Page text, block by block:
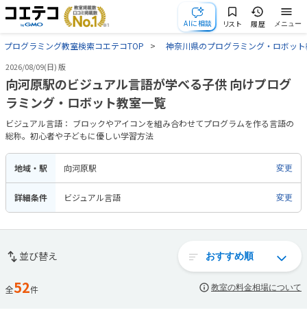
AIに相談 リスト 履歴 メニュー
プログラミング教室検索コエテコTOP 神奈川県のプログラミング・ロボッ
2026/08/09(日) 版
向河原駅のビジュアル言語が学べる子供 向けプログ
ラミング・ロボット教室一覧
ビジュアル言語： ブロックやアイコンを組み合わせてプログラムを作る言語の
総称。初心者や子どもに優しい学習方法
地域・駅 向河原駅 変更
詳細条件 ビジュアル言語 変更
並び替え
全52件 教室の料金相場について